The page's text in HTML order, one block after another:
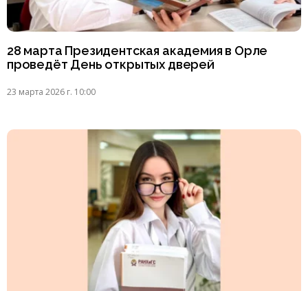
28 марта Президентская академия в Орле
проведёт День открытых дверей
23 марта 2026 г. 10:00